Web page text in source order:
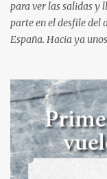
para ver las salidas y
parte en el desfile del
España. Hacia ya
cercano en la senda
comenzaba a las
la base militar con
identificarnos antes
ocasiones, hemos
que nos han